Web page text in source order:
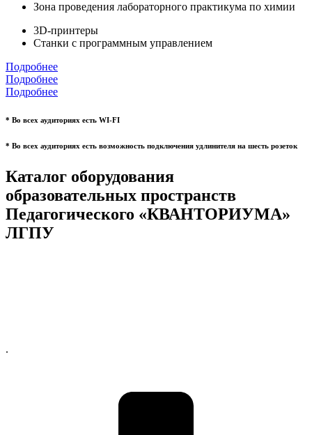
Зона проведения лабораторного практикума по химии
3D-принтеры
Станки с программным управлением
Подробнее
Подробнее
Подробнее
* Во всех аудиториях есть WI-FI
* Во всех аудиториях есть возможность подключения удлинителя на шесть розеток
Каталог оборудования
образовательных пространств
Педагогического «КВАНТОРИУМА»
ЛГПУ
.